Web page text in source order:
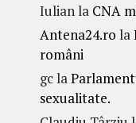
Iulianla CNA
Antena24.ro la
români
gcla
sexualitate.